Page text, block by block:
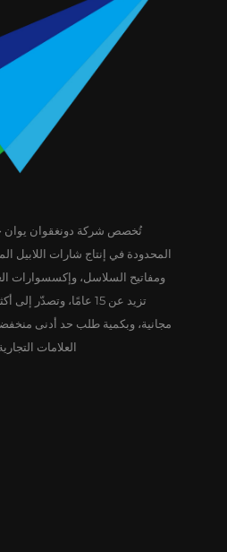
تُخصص شركة دونغقوان يوان
المحدودة في إنتاج شارات اللابيل
ومفاتيح السلاسل، وإكسسوارات
العلامات